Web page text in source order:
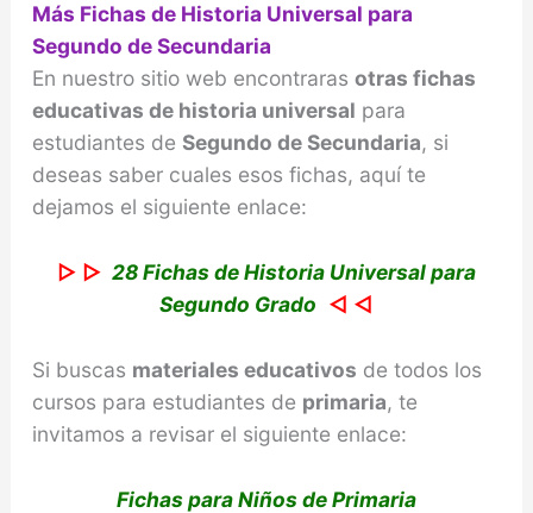
Más Fichas de Historia Universal para
Segundo de Secundaria
En nuestro sitio web encontraras otras fichas
educativas de historia universal para
estudiantes de Segundo de Secundaria, si
deseas saber cuales esos fichas, aquí te
dejamos el siguiente enlace:
▷ ▷ 28 Fichas de Historia Universal para
Segundo Grado ◁ ◁
Si buscas materiales educativos de todos los
cursos para estudiantes de primaria, te
invitamos a revisar el siguiente enlace:
Fichas para Niños de Primaria